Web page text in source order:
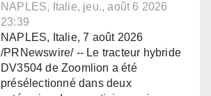
NAPLES, Italie, jeu., août 6 2026
23:39
NAPLES, Italie, 7 août 2026
/PRNewswire/ -- Le tracteur hybride
DV3504 de Zoomlion a été
présélectionné dans deux